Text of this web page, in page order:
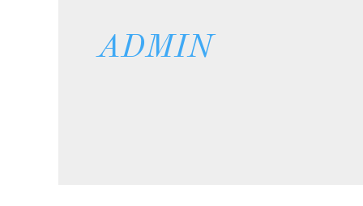
ADMIN